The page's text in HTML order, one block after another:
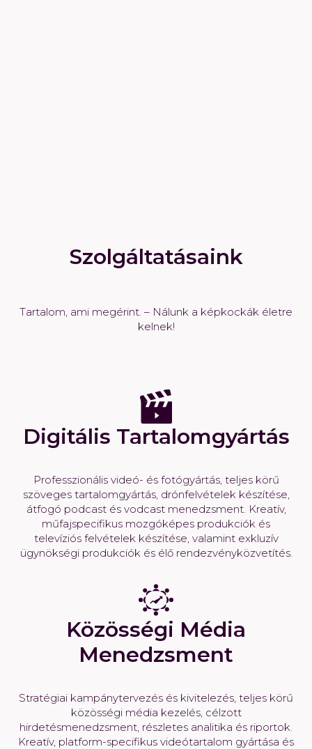
Szolgáltatásaink
Tartalom, ami megérint. – Nálunk a képkockák életre
kelnek!
Digitális Tartalomgyártás
Professzionális videó- és fotógyártás, teljes körű
szöveges tartalomgyártás, drónfelvételek készítése,
átfogó podcast és vodcast menedzsment. Kreatív,
műfajspecifikus mozgóképes produkciók és
televíziós felvételek készítése, valamint exkluzív
ügynökségi produkciók és élő rendezvényközvetítés.
Közösségi Média
Menedzsment
Stratégiai kampánytervezés és kivitelezés, teljes körű
közösségi média kezelés, célzott
hirdetésmenedzsment, részletes analitika és riportok.
Kreatív, platform-specifikus videótartalom gyártása és